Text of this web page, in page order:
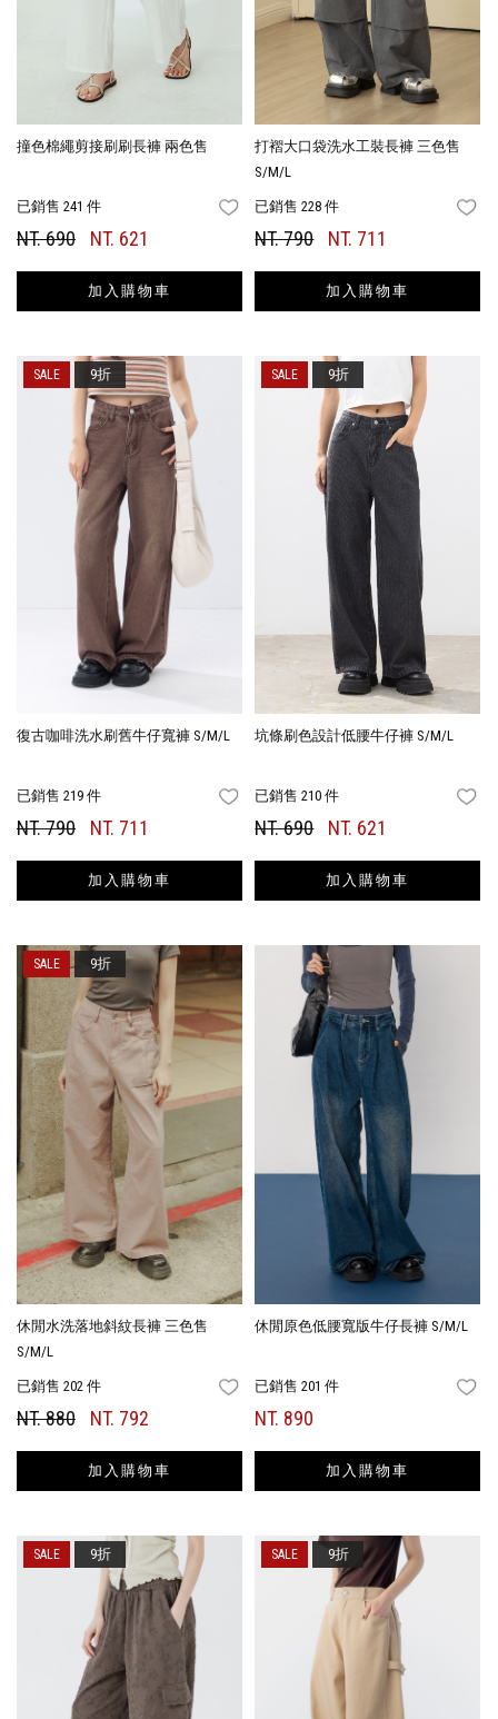
撞色棉繩剪接刷刷長褲 兩色售
已銷售 241 件 FAVORITES
NT. 690 NT. 621
加入購物車
打褶大口袋洗水工裝長褲 三色售
S/M/L
已銷售 228 件
NT. 790 NT. 711
加入購物車
復古咖啡洗水刷舊牛仔寬褲 S/M/L
已銷售 219 件 FAVORITES
NT. 790 NT. 711
加入購物車
9折
坑條刷色設計低腰牛仔褲 S/M/L
已銷售 210 件
NT. 690 NT. 621
加入購物車
9折
休閒水洗落地斜紋長褲 三色售
S/M/L
已銷售 202 件 FAVORITES
NT. 880 NT. 792
加入購物車
9折
休閒原色低腰寬版牛仔長褲 S/M/L
已銷售 201 件
NT. 890
加入購物車
9折 9折